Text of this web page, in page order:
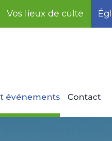
Vos lieux de culte
événements Contact